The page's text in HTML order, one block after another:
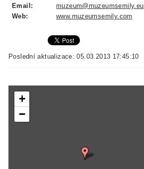
Email:
muzeum@muzeumsemily.eu
Web:
www.muzeumsemily.com
Poslední aktualizace: 05.03.2013 17:45:10
+
−